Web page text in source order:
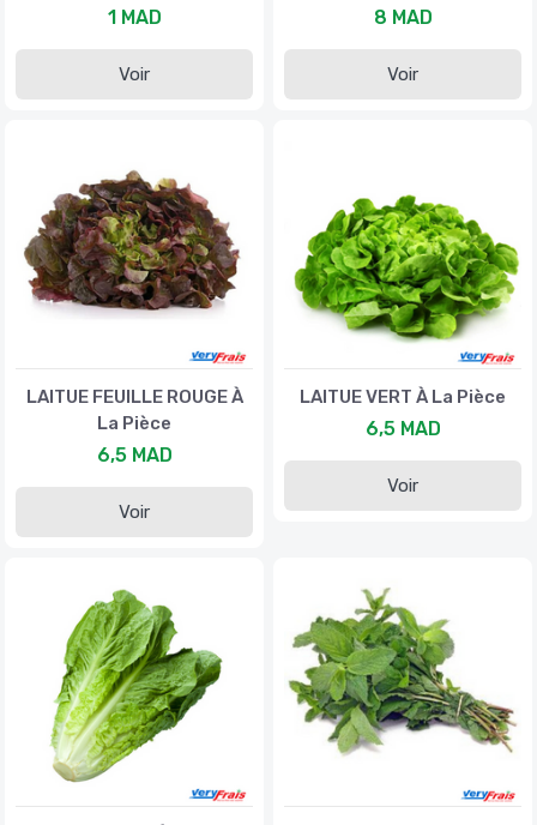
1 MAD
Voir
8 MAD
Voir
LAITUE FEUILLE ROUGE À
La Pièce
6,5 MAD
Voir
LAITUE VERT À La Pièce
6,5 MAD
Voir